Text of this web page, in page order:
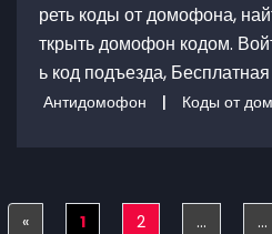
реть коды от домофона,
ткрыть домофон кодом.
ь код подъезда,
Антидомофон | Коды от
«Previous
1 2 ... ...